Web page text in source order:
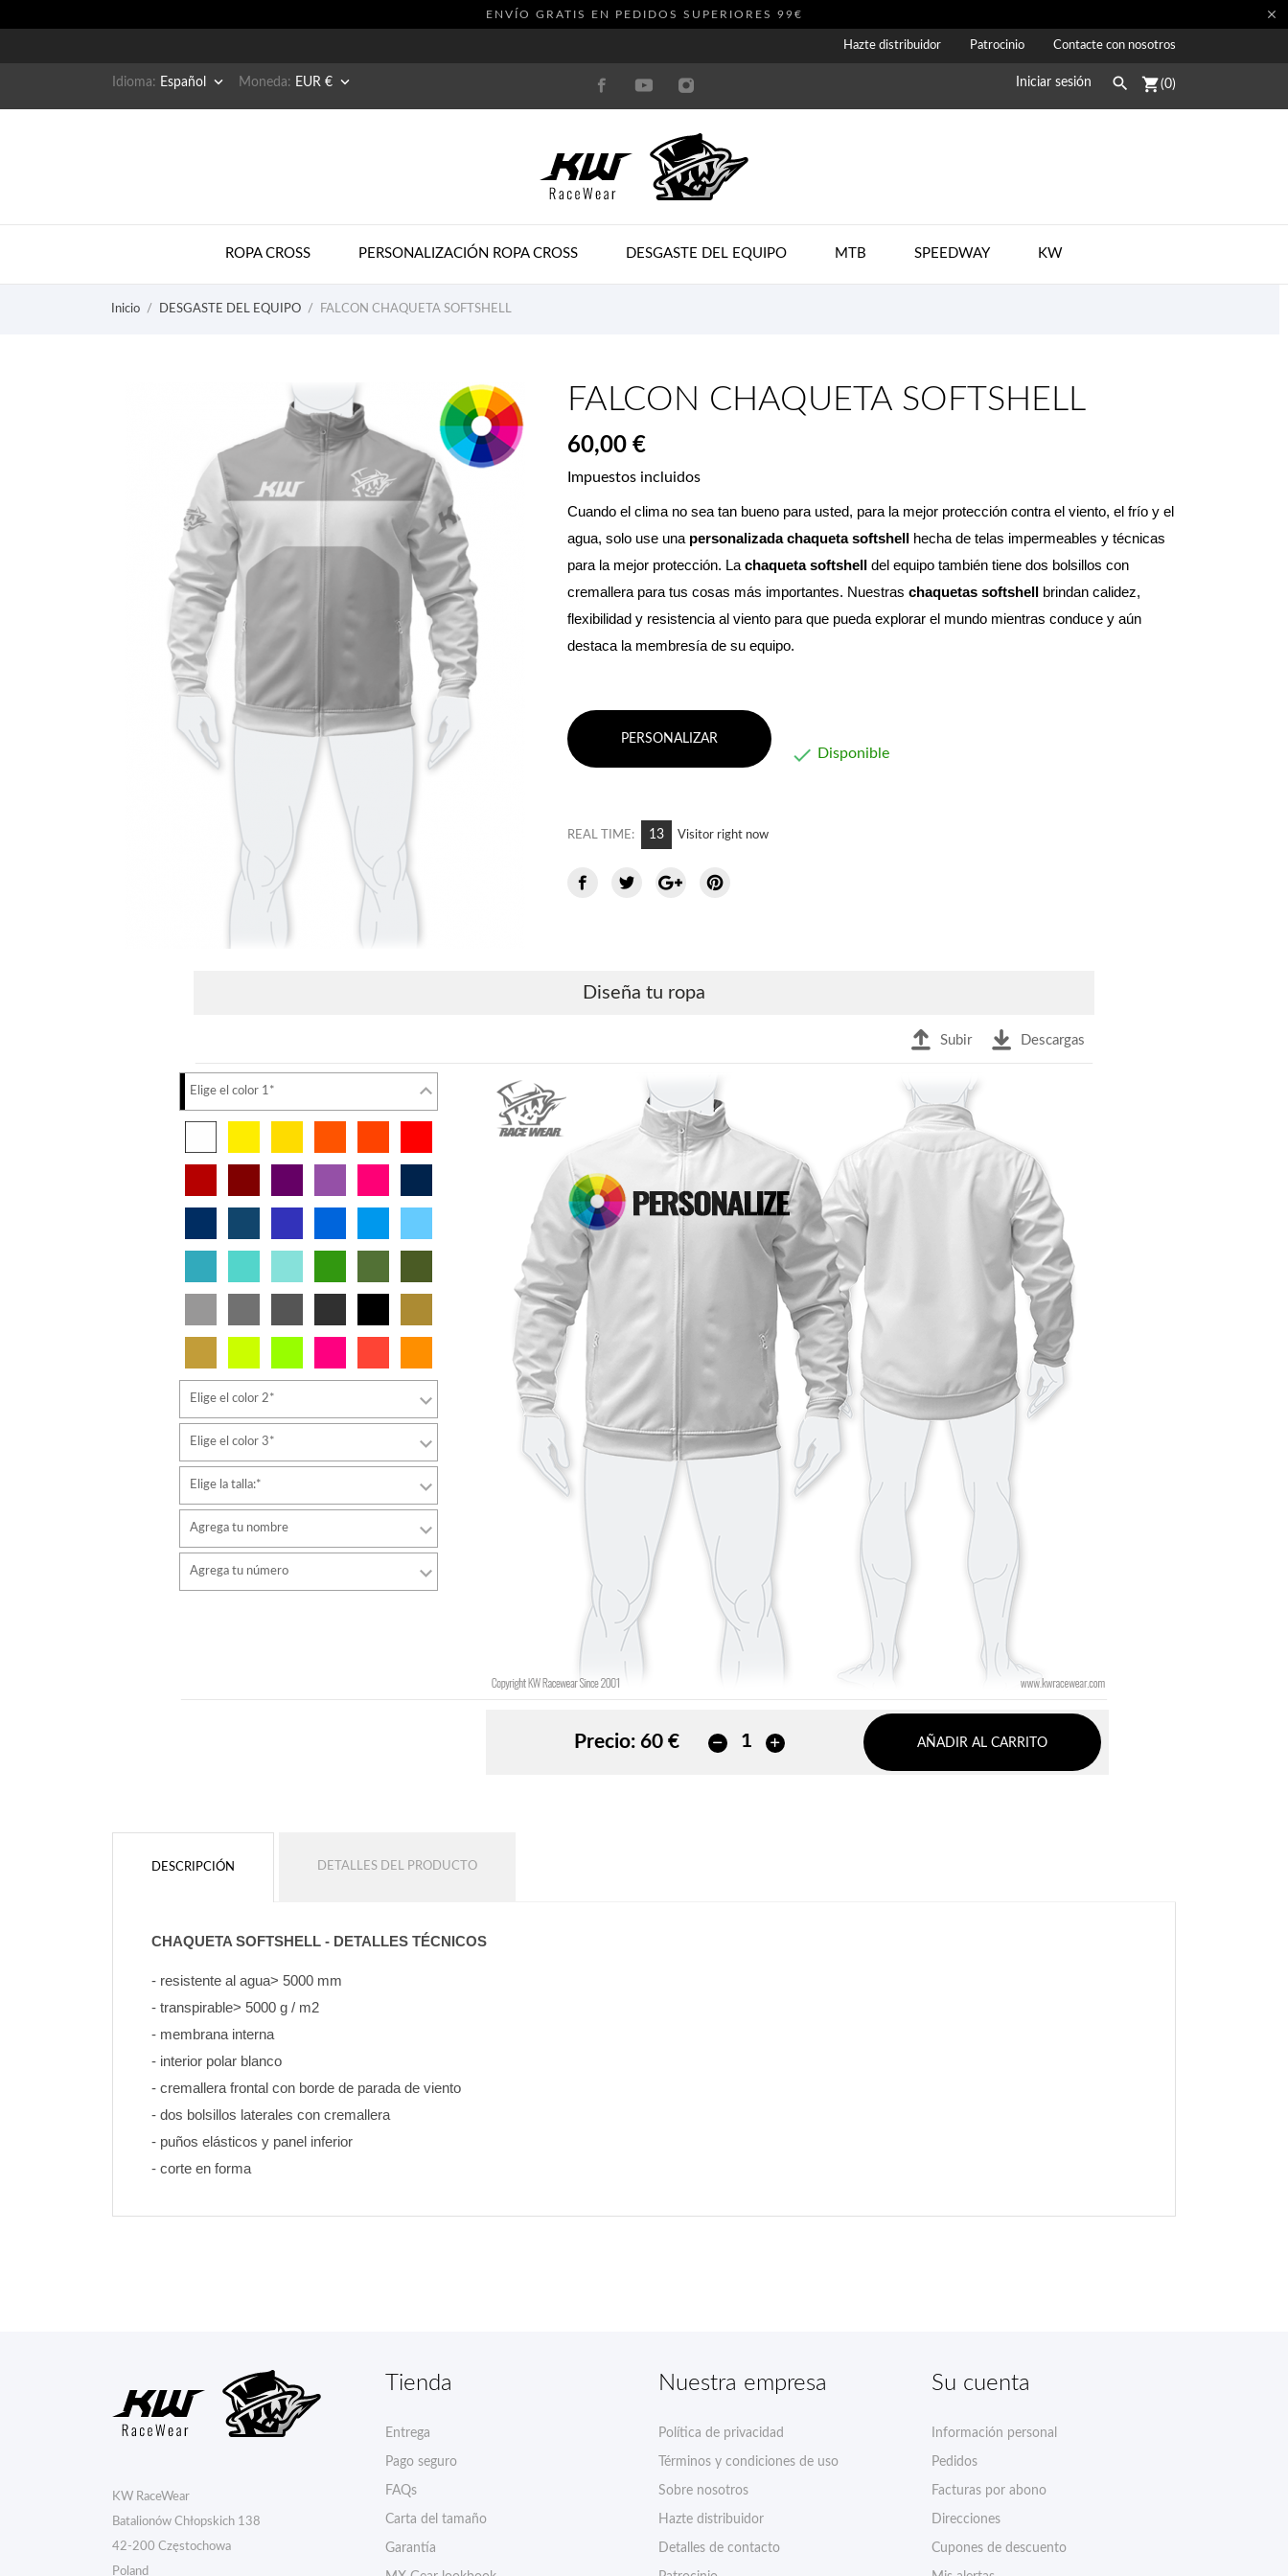
ENVÍO GRATIS EN PEDIDOS SUPERIORES 99€ 
Hazte distribuidor Patrocinio Contacte con nosotros
Idioma: Español  Moneda: EUR €  Iniciar sesión  shopping_cart(0)
ROPA CROSS PERSONALIZACIÓN ROPA CROSS DESGASTE DEL EQUIPO MTB SPEEDWAY KW
Inicio DESGASTE DEL EQUIPO FALCON CHAQUETA SOFTSHELL
FALCON CHAQUETA SOFTSHELL
60,00 €
Impuestos incluidos
Cuando el clima no sea tan bueno para usted, para la mejor protección contra el viento, el frío y el
agua, solo use una personalizada chaqueta softshell hecha de telas impermeables y técnicas
para la mejor protección. La chaqueta softshell del equipo también tiene dos bolsillos con
cremallera para tus cosas más importantes. Nuestras chaquetas softshell brindan calidez,
flexibilidad y resistencia al viento para que pueda explorar el mundo mientras conduce y aún
destaca la membresía de su equipo.
PERSONALIZAR
 Disponible
REAL TIME: 13 Visitor right now
Diseña tu ropa
Subir Descargas
Elige el color 1*
Elige el color 2*
Elige el color 3*
Elige la talla:*
Agrega tu nombre
AÑADIR
Agrega tu número
AÑADIR
Precio: 60 € AÑADIR AL CARRITO
DESCRIPCIÓN DETALLES DEL PRODUCTO
CHAQUETA SOFTSHELL - DETALLES TÉCNICOS
- resistente al agua> 5000 mm
- transpirable> 5000 g / m2
- membrana interna
- interior polar blanco
- cremallera frontal con borde de parada de viento
- dos bolsillos laterales con cremallera
- puños elásticos y panel inferior
- corte en forma
KW RaceWear
Batalionów Chłopskich 138
42-200 Częstochowa
Poland
Tienda
Entrega
Pago seguro
FAQs
Carta del tamaño
Garantía
Nuestra empresa
Política de privacidad
Términos y condiciones de uso
Sobre nosotros
Hazte distribuidor
Detalles de contacto
Su cuenta
Información personal
Pedidos
Facturas por abono
Direcciones
Cupones de descuento